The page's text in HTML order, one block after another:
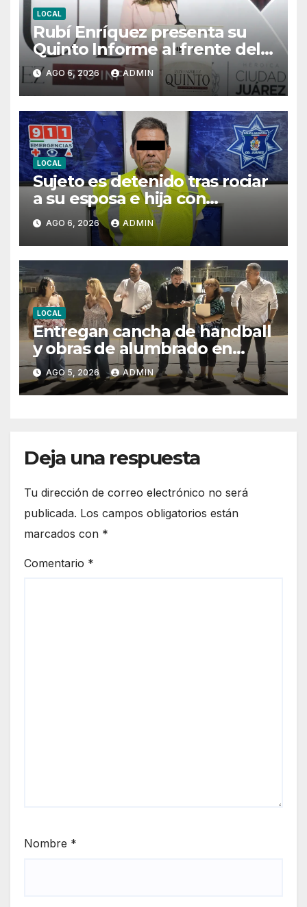
LOCAL
Rubí Enríquez presenta su
Quinto Informe al frente del
DIF Juárez y marca el cierre
de su gestión
AGO 6, 2026 ADMIN
LOCAL
Sujeto es detenido tras rociar
a su esposa e hija con
combustible para intentar
privarlas de la vida
AGO 6, 2026 ADMIN
LOCAL
Entregan cancha de handball
y obras de alumbrado en
Torres del Sur y Praderas de
Oriente
AGO 5, 2026 ADMIN
Deja una respuesta
Tu dirección de correo electrónico no será
publicada. Los campos obligatorios están
marcados con *
Comentario *
Nombre *